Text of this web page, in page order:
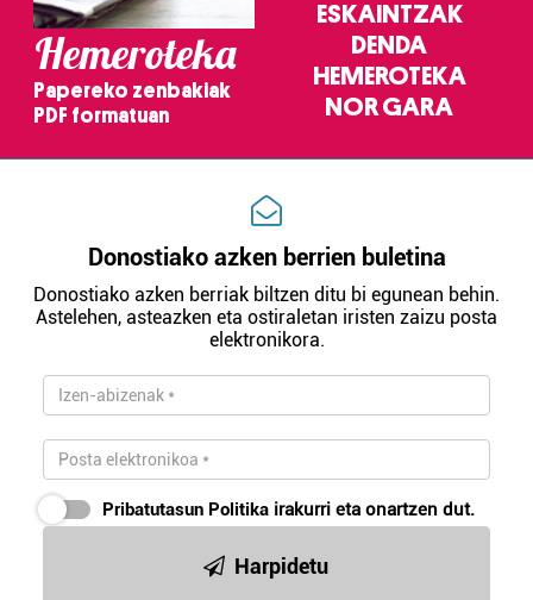
Hemeroteka
Papereko zenbakiak
PDF formatuan
ESKAINTZAK
DENDA
HEMEROTEKA
NOR GARA
Donostiako azken berrien buletina
Donostiako azken berriak biltzen ditu bi egunean behin.
Astelehen, asteazken eta ostiraletan iristen zaizu posta
elektronikora.
Pribatutasun Politika irakurri eta onartzen dut.
Harpidetu